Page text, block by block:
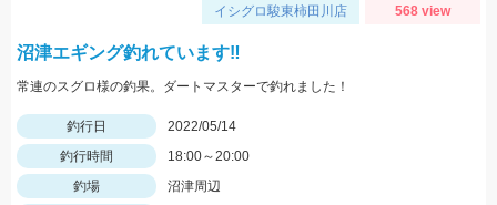
イシグロ駿東柿田川店 568 view
沼津エギング釣れています‼
常連のスグロ様の釣果。ダートマスターで釣れました！
釣行日
2022/05/14
釣行時間
18:00～20:00
釣場
沼津周辺